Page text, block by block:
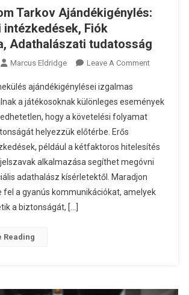
Tarkov Ajándékigénylés:
intézkedések, Fiók
Adathalászati tudatosság
Marcus Eldridge Leave A CommentOn
Tarkov
Fiók
ajándékigénylései izgalmas
a játékosoknak különleges események
hogy a követelési folyamat
helyezzük előtérbe. Erős
például a kétfaktoros hitelesítés
alkalmazása segíthet megóvni
adathalász kísérletektől. Maradjon
fel a gyanús kommunikációkat, amelyek
a biztonságát, […]
Reading